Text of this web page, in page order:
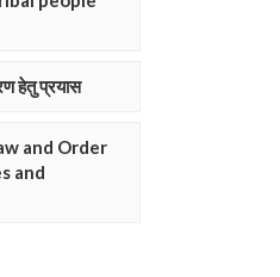
हेतु प्रयास
and Order
and